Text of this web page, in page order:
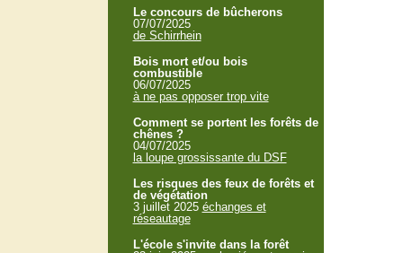
Le concours de bûcherons
07/07/2025
de Schirrhein
Bois mort et/ou bois
combustible
06/07/2025
à ne pas opposer trop vite
Comment se portent les forêts de
chênes ?
04/07/2025
la loupe grossissante du DSF
Les risques des feux de forêts et
de végétation
3 juillet 2025 échanges et
réseautage
L'école s'invite dans la forêt